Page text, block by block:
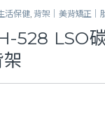
活保健,背架｜美背矯正｜
528 LSO